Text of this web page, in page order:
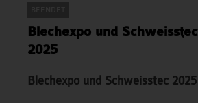
Blechexpo und
2025
Blechexpo und Schweisstec 2025